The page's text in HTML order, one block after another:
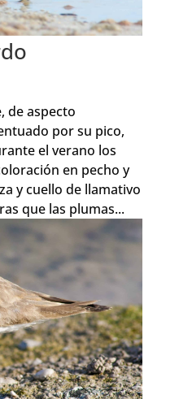
de aspecto
por su pico,
el verano los
en pecho y
y cuello de llamativo
que las plumas...